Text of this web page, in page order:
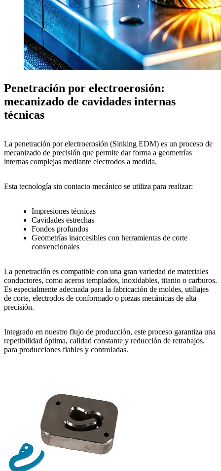
Penetración por electroerosión:
mecanizado de cavidades internas
técnicas
La penetración por electroerosión (Sinking EDM) es un proceso de
mecanizado de precisión que permite dar forma a geometrías
internas complejas mediante electrodos a medida.
Esta tecnología sin contacto mecánico se utiliza para realizar:
Impresiones técnicas
Cavidades estrechas
Fondos profundos
Geometrías inaccesibles con herramientas de corte
convencionales
La penetración es compatible con una gran variedad de materiales
conductores, como aceros templados, inoxidables, titanio o carburos.
Es especialmente adecuada para la fabricación de moldes, utillajes
de corte, electrodos de conformado o piezas mecánicas de alta
precisión.
Integrado en nuestro flujo de producción, este proceso garantiza una
repetibilidad óptima, calidad constante y reducción de retrabajos,
para producciones fiables y controladas.